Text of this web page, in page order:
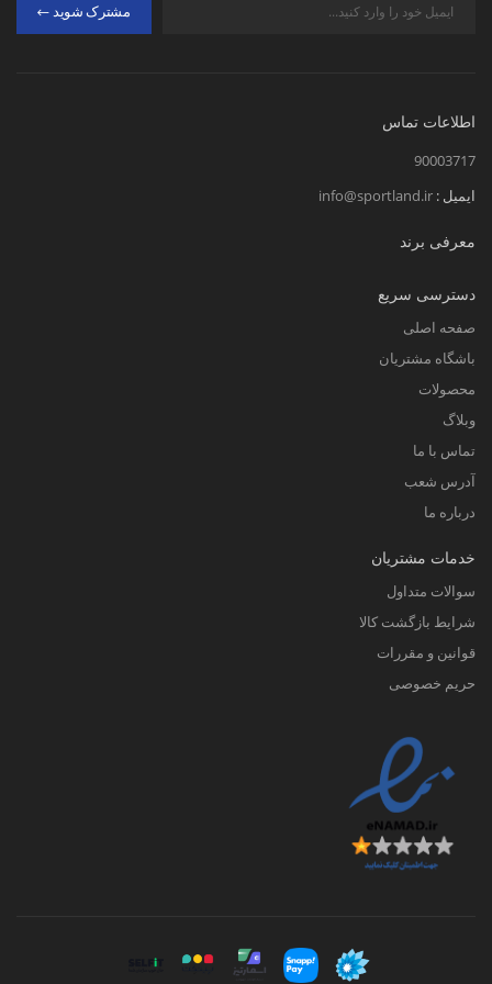
داریم در این مقاله به بررسی مختصری
تاریخچه برند اسیکس
کشور ژاپن آن را تاسیس کرد. در
چگونگی تشخیص اصل بودن کفش
اسیکس
آن را بررسی کنید. کتانی اسیکس با
مشترک شوید
اطلاعات تماس
90003717
ایمیل : info@sportland.ir
معرفی برند
دسترسی سریع
صفحه اصلی
باشگاه مشتریان
محصولات
وبلاگ
تماس با ما
آدرس شعب
درباره ما
خدمات مشتریان
سوالات متداول
شرایط بازگشت کالا
قوانین و مقررات
حریم خصوصی